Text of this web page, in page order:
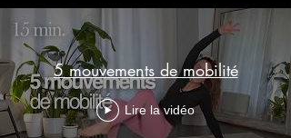
5 mouvements de mobilité
Lire la vidéo